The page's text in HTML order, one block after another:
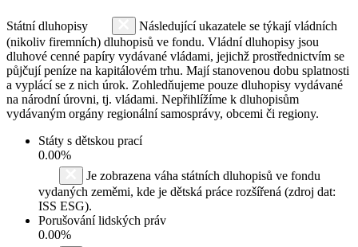
Státní dluhopisy
Následující ukazatele se týkají vládních
(nikoliv firemních) dluhopisů ve fondu. Vládní dluhopisy jsou
dluhové cenné papíry vydávané vládami, jejichž prostřednictvím se
půjčují peníze na kapitálovém trhu. Mají stanovenou dobu splatnosti
a vyplácí se z nich úrok. Zohledňujeme pouze dluhopisy vydávané
na národní úrovni, tj. vládami. Nepřihlížíme k dluhopisům
vydávaným orgány regionální samosprávy, obcemi či regiony.
Státy s dětskou prací
0.00%
Je zobrazena váha státních dluhopisů ve fondu
vydaných zeměmi, kde je dětská práce rozšířená (zdroj dat:
ISS ESG).
Porušování lidských práv
0.00%